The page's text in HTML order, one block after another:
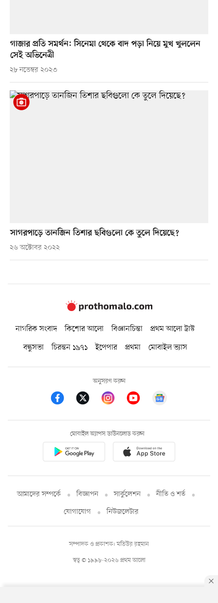
গাজার প্রতি সমর্থন: সিনেমা থেকে বাদ পড়া নিয়ে মুখ খুললেন
সেই অভিনেত্রী
২৮ নভেম্বর ২০২৩
সাগরপাড়ে তানজিন তিশার ছবিগুলো কে তুলে দিয়েছে?
২৬ অক্টোবর ২০২২
নাগরিক সংবাদ কিশোর আলো বিজ্ঞানচিন্তা
প্রথম আলো ট্রাস্ট
বন্ধুসভা
চিরন্তন ১৯৭১ ইপেপার প্রথমা মোবাইল ভ্যাস
অনুসরণ করুন
মোবাইল অ্যাপস ডাউনলোড করুন
আমাদের সম্পর্কে বিজ্ঞাপন সার্কুলেশন
নীতি ও শর্ত
যোগাযোগ
নিউজলেটার
স্বত্ব © ১৯৯৮-২০২৬ প্রথম আলো
সম্পাদক ও প্রকাশক: মতিউর রহমান